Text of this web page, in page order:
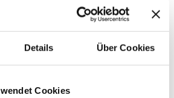
Details Über Cookies
Cookies
im Außendienst /
deutschlandweit –
Premium